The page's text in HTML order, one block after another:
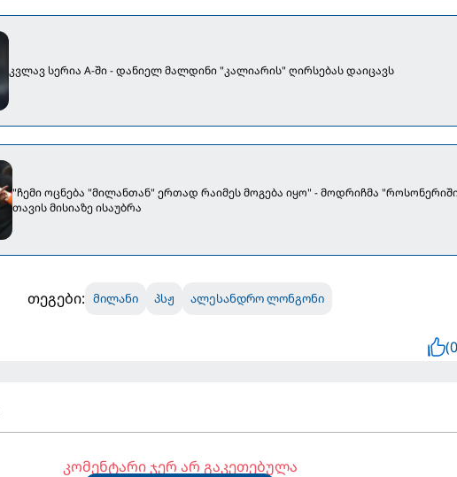
კვლავ სერია A-ში - დანიელ მალდინი "კალიარის" ღირსებას დაიცავს
"ჩემი ოცნება "მილანთან" ერთად რაიმეს მოგება იყო" - მოდრიჩმა
თავის მისიაზე ისაუბრა
თეგები: მილანი პსჟ ალესანდრო ლონგონი
კომენტარი ჯერ არ გაკეთებულა